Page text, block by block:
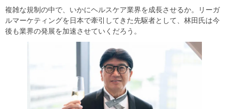
複雑な規制の中で、いかにヘルスケア業界を成長させるか。リーガ
ルマーケティングを日本で牽引してきた先駆者として、林田氏は今
後も業界の発展を加速させていくだろう。